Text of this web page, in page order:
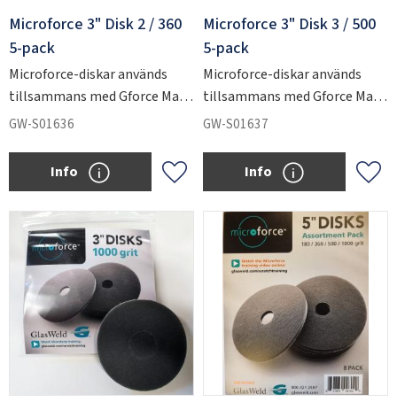
Microforce 3" Disk 2 / 360
5-pack
Microforce-diskar används
tillsammans med Gforce Max
för att slipa ner kraftiga
GW-S01636
Lägg till i favoriter
Info
Microforce 3" Disk 3 / 500
5-pack
Microforce-diskar används
tillsammans med Gforce Max
för att slipa ner kraftiga
GW-S01637
Info
SVERIGE